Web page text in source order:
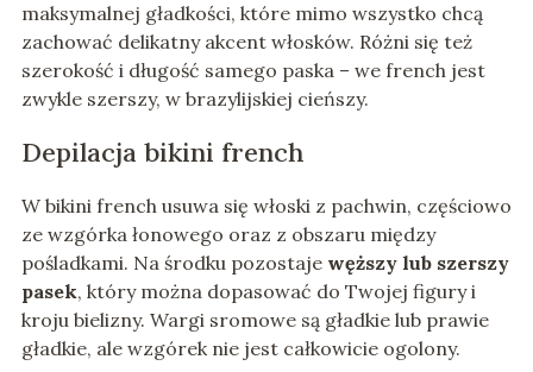
maksymalnej gładkości, które mimo wszystko chcą
zachować delikatny akcent włosków. Różni się też
szerokość i długość samego paska – we french jest
zwykle szerszy, w brazylijskiej cieńszy.
Depilacja bikini french
W bikini french usuwa się włoski z pachwin, częściowo
ze wzgórka łonowego oraz z obszaru między
pośladkami. Na środku pozostaje węższy lub szerszy
pasek, który można dopasować do Twojej figury i
kroju bielizny. Wargi sromowe są gładkie lub prawie
gładkie, ale wzgórek nie jest całkowicie ogolony.